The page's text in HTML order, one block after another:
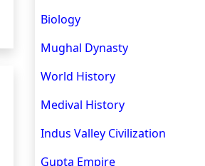
Biology
Mughal Dynasty
World History
Medival History
Indus Valley Civilization
Gupta Empire